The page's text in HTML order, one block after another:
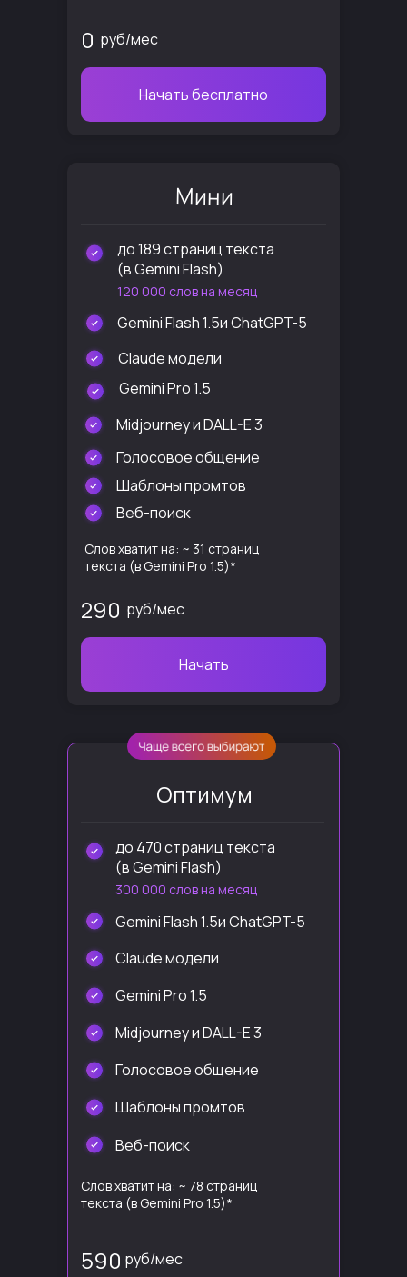
Начать бесплатно
0 руб/мес
Мини
Начать
290 руб/мес
до 189 страниц текста
(в Gemini Flash)
Gemini Flash 1.5и ChatGPT-5
Midjourney и DALL-E 3
Голосовое общение
Шаблоны промтов
Веб-поиск
120 000 слов на месяц
Оптимум
до 470 страниц текста
(в Gemini Flash)
Gemini Flash 1.5и ChatGPT-5
Midjourney и DALL-E 3
Gemini Pro 1.5
Голосовое общение
Claude модели
Шаблоны промтов
Веб-поиск
Слов хватит на: ~ 78 страниц
текста (в Gemini Pro 1.5)*
590 руб/мес
300 000 слов на месяц
Claude модели
Gemini Pro 1.5
Слов хватит на: ~ 31 страниц
текста (в Gemini Pro 1.5)*